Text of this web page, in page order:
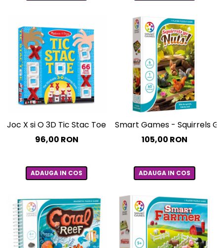
Joc X si O 3D Tic Stac Toe Melissa and Doug
96,00 RON
ADAUGA IN COS
Smart Games - Squirrels
105,00 RON
ADAUGA IN COS